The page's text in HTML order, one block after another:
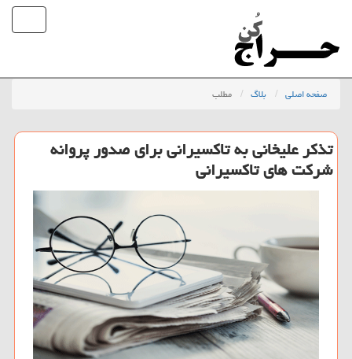
صفحه اصلی بلاگ مطلب
تذكر علیخانی به تاكسیرانی برای صدور پروانه
شركت های تاكسیرانی